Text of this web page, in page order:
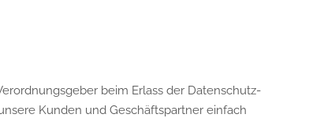
beim Erlass der Datenschutz-
Kunden und Geschäftspartner einfach